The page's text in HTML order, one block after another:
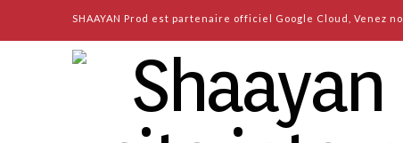
SHAAYAN Prod est partenaire officiel Google Cloud,